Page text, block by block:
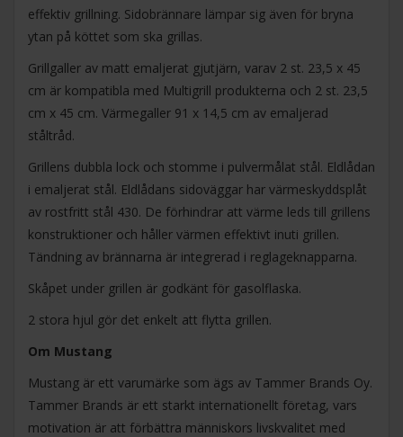
effektiv grillning. Sidobrännare lämpar sig även för bryna
ytan på köttet som ska grillas.
Grillgaller av matt emaljerat gjutjärn, varav 2 st. 23,5 x 45
cm är kompatibla med Multigrill produkterna och 2 st. 23,5
cm x 45 cm. Värmegaller 91 x 14,5 cm av emaljerad
ståltråd.
Grillens dubbla lock och stomme i pulvermålat stål. Eldlådan
i emaljerat stål. Eldlådans sidoväggar har värmeskyddsplåt
av rostfritt stål 430. De förhindrar att värme leds till grillens
konstruktioner och håller värmen effektivt inuti grillen.
Tändning av brännarna är integrerad i reglageknapparna.
Skåpet under grillen är godkänt för gasolflaska.
2 stora hjul gör det enkelt att flytta grillen.
Om Mustang
Mustang är ett varumärke som ägs av Tammer Brands Oy.
Tammer Brands är ett starkt internationellt företag, vars
motivation är att förbättra människors livskvalitet med